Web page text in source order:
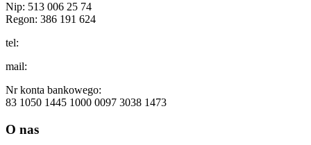
Nip: 513 006 25 74
Regon: 386 191 624
tel:
mail:
Nr konta bankowego:
83 1050 1445 1000 0097 3038 1473
O nas